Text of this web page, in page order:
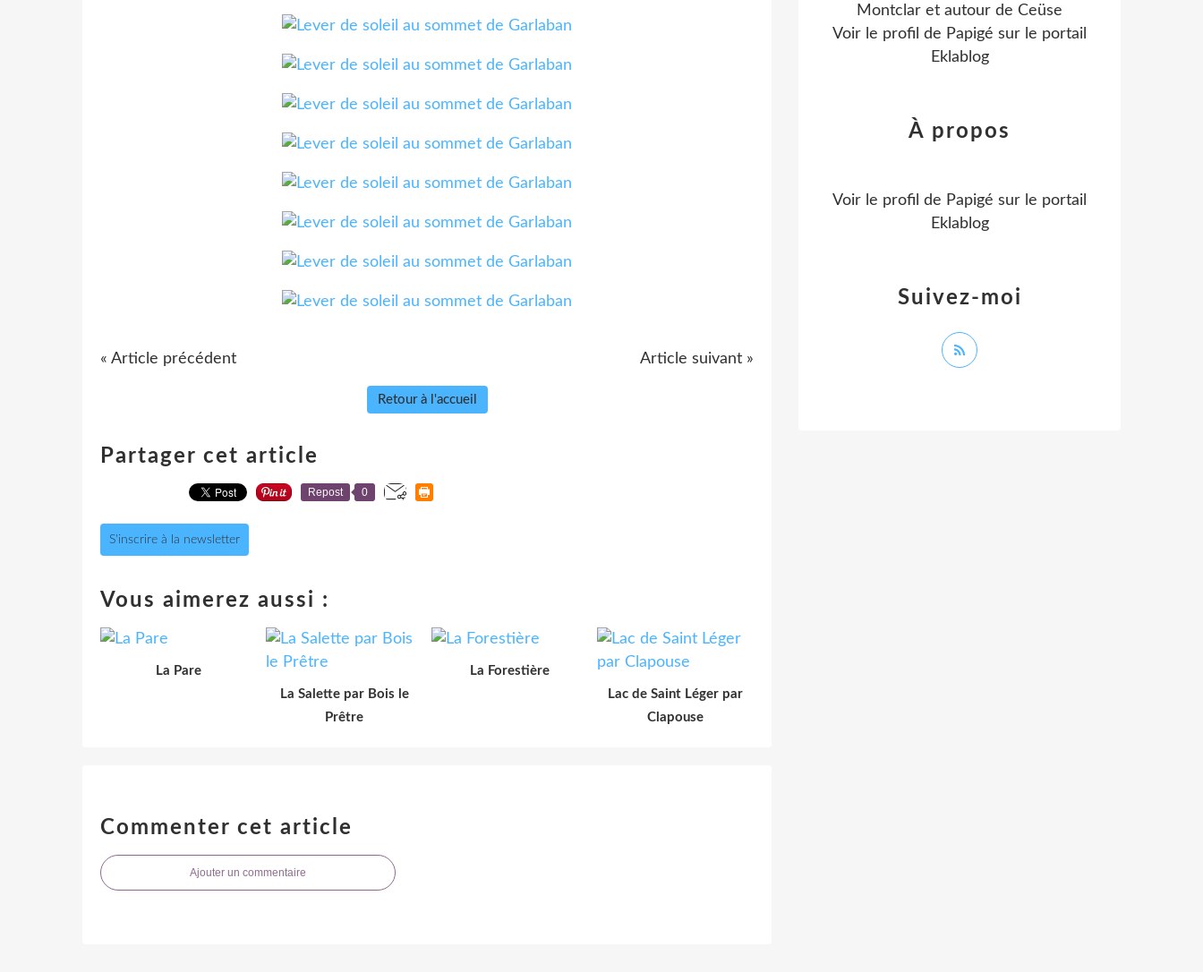
« Article précédent Article suivant »
Retour à l'accueil
Partager cet article
Repost 0
S'inscrire à la newsletter
Vous aimerez aussi :
La Pare
La Salette par Bois le
Prêtre
La Forestière
Lac de Saint Léger par
Clapouse
Commenter cet article
Ajouter un commentaire
Montclar et autour de Ceüse
Voir le profil de Papigé sur le portail
Eklablog
Suivez-moi
À propos
Voir le profil de Papigé sur le portail
Eklablog